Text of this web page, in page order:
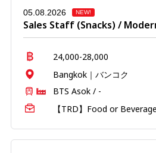
05.08.2026 NEW!
Sales Staff (Snacks) /
24,000-28,000
Bangkok｜バンコク
BTS Asok / -
【TRD】Food or